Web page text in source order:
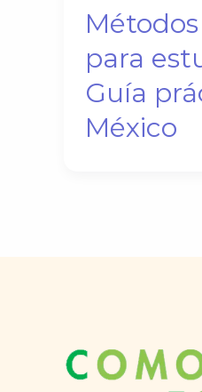
para
Guía
México